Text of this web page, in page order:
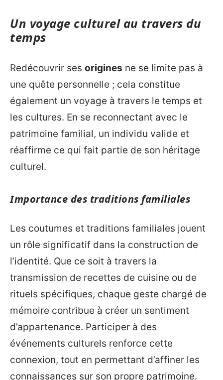
Un voyage culturel au travers du
temps
Redécouvrir ses origines ne se limite pas à
une quête personnelle ; cela constitue
également un voyage à travers le temps et
les cultures. En se reconnectant avec le
patrimoine familial, un individu valide et
réaffirme ce qui fait partie de son héritage
culturel.
Importance des traditions familiales
Les coutumes et traditions familiales jouent
un rôle significatif dans la construction de
l’identité. Que ce soit à travers la
transmission de recettes de cuisine ou de
rituels spécifiques, chaque geste chargé de
mémoire contribue à créer un sentiment
d’appartenance. Participer à des
événements culturels renforce cette
connexion, tout en permettant d’affiner les
connaissances sur son propre patrimoine.